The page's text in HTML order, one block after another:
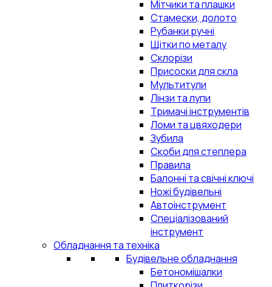
Мітчики та плашки
Стамески, долото
Рубанки ручні
Щітки по металу
Склорізи
Присоски для скла
Мультитули
Лінзи та лупи
Тримачі інструментів
Ломи та цвяходери
Зубила
Скоби для степлера
Правила
Балонні та свічні ключі
Ножі будівельні
Автоінструмент
Спеціалізований
інструмент
Обладнання та техніка
Будівельне обладнання
Бетономішалки